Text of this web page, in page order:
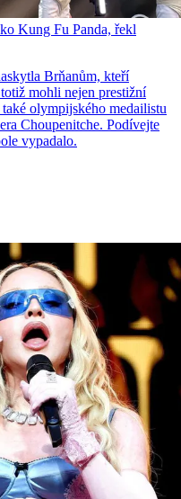
Kung Fu Panda, řekl
Brňanům, kteří
mohli nejen prestižní
olympijského medailistu
Choupenitche. Podívejte
vypadalo.